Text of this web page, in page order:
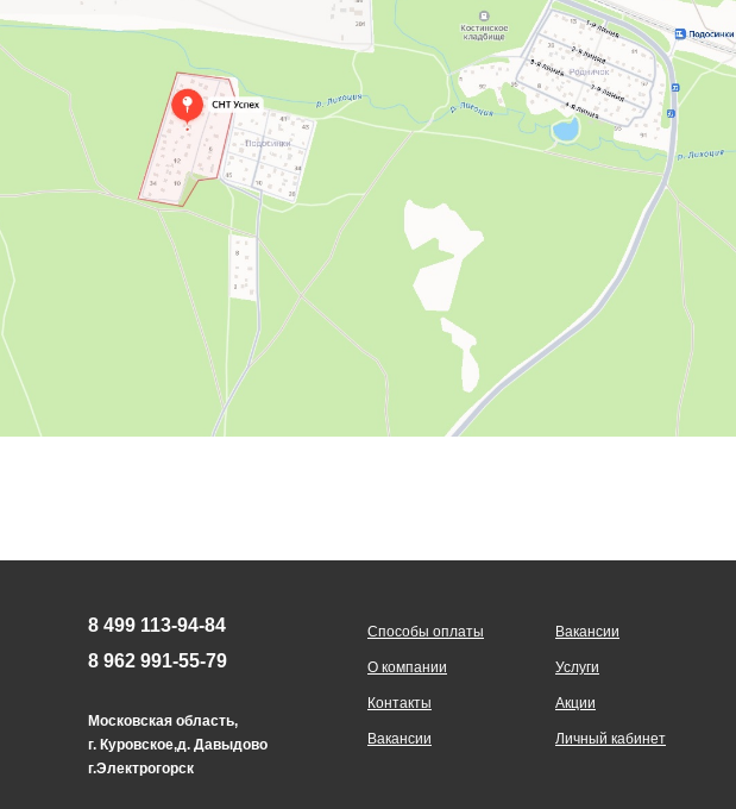
8 499 113-94-84
8 962 991-55-79
Московская область,
г. Куровское,д. Давыдово
г.Электрогорск
Способы оплаты
О компании
Контакты
Вакансии
Вакансии
Услуги
Акции
Личный кабинет